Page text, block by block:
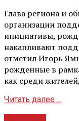
Глава региона и
организации
инициативы,
накапливают
отметил Игорь
рожденные в
как среди
Читать далее ...